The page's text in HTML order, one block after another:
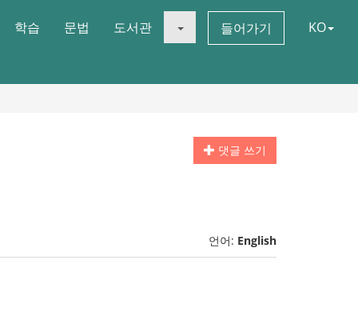
학습 문법 도서관 들어가기 KO
댓글 쓰기
언어: English